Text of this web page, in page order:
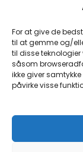
For at give de
til at gemme og/
til disse
såsom
ikke giver
påvirke visse